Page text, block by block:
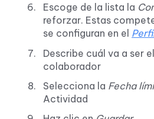
Escoge de la lista la
reforzar. Estas
se configuran en el
Describe cuál va a ser el
colaborador
Selecciona la Fecha
Actividad